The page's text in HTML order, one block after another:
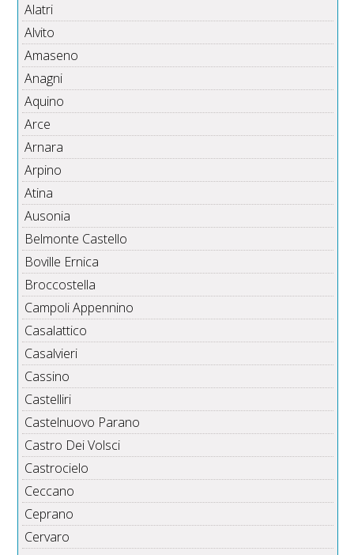
Alatri
Alvito
Amaseno
Anagni
Aquino
Arce
Arnara
Arpino
Atina
Ausonia
Belmonte Castello
Boville Ernica
Broccostella
Campoli Appennino
Casalattico
Casalvieri
Cassino
Castelliri
Castelnuovo Parano
Castro Dei Volsci
Castrocielo
Ceccano
Ceprano
Cervaro